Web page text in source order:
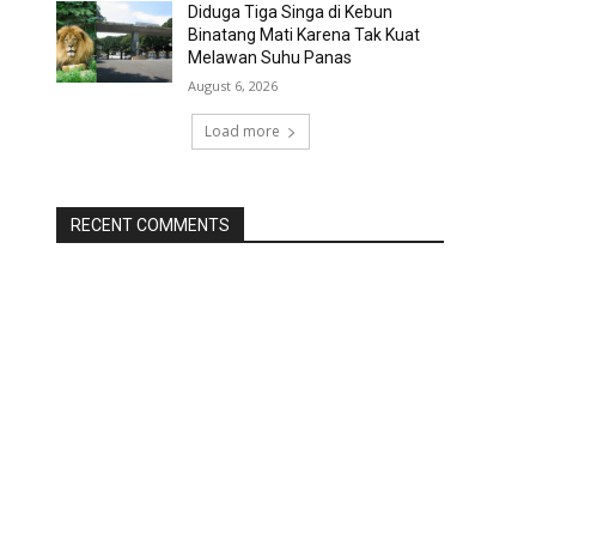
Diduga Tiga Singa di Kebun
Binatang Mati Karena Tak Kuat
Melawan Suhu Panas
August 6, 2026
Load more
RECENT COMMENTS